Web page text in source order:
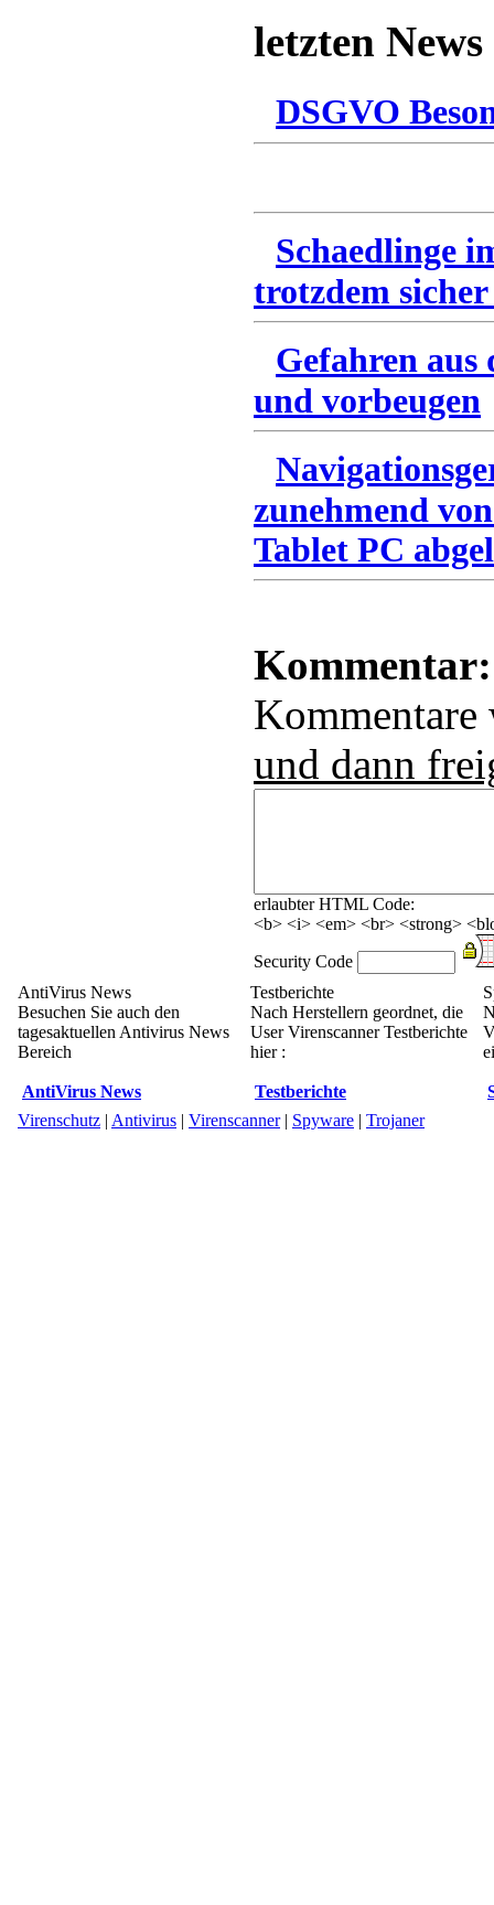
letzten News
DSGVO
Schaedlinge
trotzdem
Gefahren
und vorbeugen
zunehmend
Tablet PC
Kommentar:
und dann
erlaubter HTML Code:
<b> <i> <em> <br> <strong>
Security Code
AntiVirus News
Besuchen Sie auch den
tagesaktuellen Antivirus News
Bereich
AntiVirus News
Testberichte
Nach Herstellern geordnet, die
User Virenscanner Testberichte
hier :
Testberichte
Virenschutz | Antivirus | Virenscanner| Spyware | Trojaner